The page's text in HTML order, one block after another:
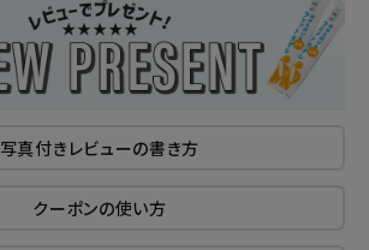
写真付きレビューの書き方
クーポンの使い方